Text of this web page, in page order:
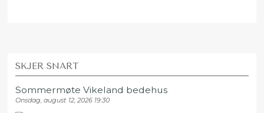
SKJER SNART
Sommermøte Vikeland bedehus
Onsdag, august 12, 2026 19:30